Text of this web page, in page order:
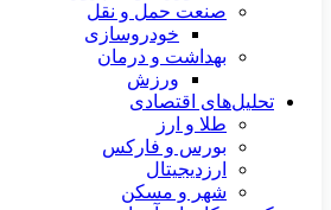
صنعت حمل و نقل
خودروسازی
بهداشت و درمان
ورزش
تحلیل‌های اقتصادی
طلا و ارز
بورس و فارکس
ارزدیجیتال
شهر و مسکن